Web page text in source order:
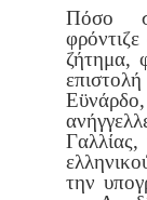
Πόσο
ζήτημα,
την